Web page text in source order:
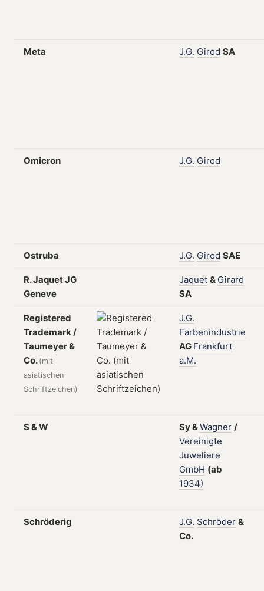
Meta J.G. Girod SA
Omicron J.G. Girod
Ostruba J.G. Girod SAE
R. Jaquet JG
Geneve
Jaquet & Girard
SA
Registered
Trademark /
Taumeyer &
Co. (mit
asiatischen
Schriftzeichen)
J.G.
Farbenindustrie
AG Frankfurt
a.M.
S & W Sy&Wagner /
Vereinigte
Juweliere
GmbH (ab
1934)
Schröderig J.G. Schröder &
Co.